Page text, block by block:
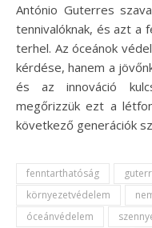
António Guterres
tennivalóknak, és azt a
terhel. Az óceánok
kérdése, hanem a
és az innováció
megőrizzük ezt a
következő generációk
fenntarthatóság
környezetvédelem
óceánvédelem